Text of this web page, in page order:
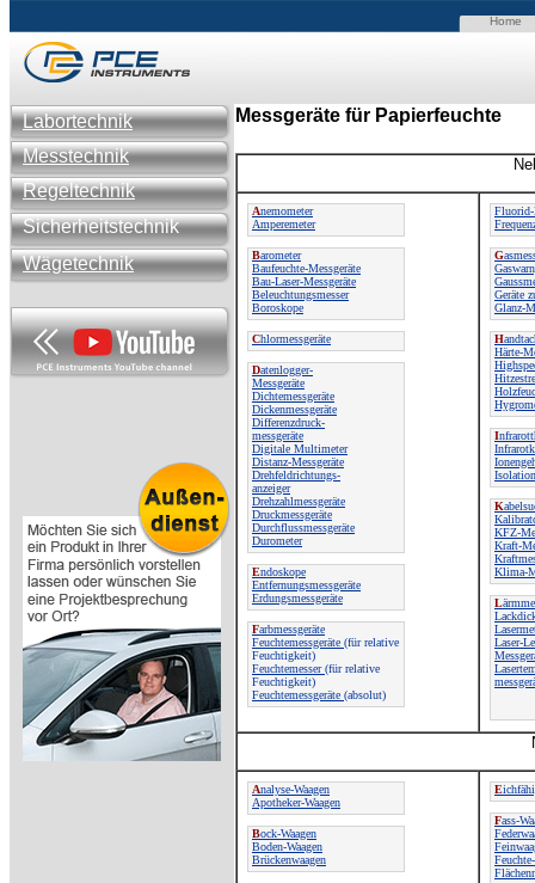
Home
Labortechnik
Messtechnik
Regeltechnik
Sicherheitstechnik
Wägetechnik
Messgeräte für Papierfeuchte
Anemometer
Amperemeter
Barometer
Baufeuchte-Messgeräte
Bau-Laser-Messgeräte
Beleuchtungsmesser
Boroskope
Chlormessgeräte
Datenlogger-
Messgeräte
Dichtemessgeräte
Dickenmessgeräte
Differenzdruck-
messgeräte
Digitale Multimeter
Distanz-Messgeräte
Drehfeldrichtungs-
anzeiger
Drehzahlmessgeräte
Druckmessgeräte
Durchflussmessgeräte
Durometer
Endoskope
Entfernungsmessgeräte
Erdungsmessgeräte
Farbmessgeräte
Feuchtemessgeräte (für relative
Feuchtigkeit)
Feuchtemesser(für relative
Feuchtigkeit)
Feuchtemessgeräte (absolut)
Fluorid-
G
Geräte
Glanz-
H
Härte-
I
K
KFZ-
Kraft-
Klima-
L
Laser-
Analyse-Waagen
Apotheker-Waagen
Bock-Waagen
Boden-Waagen
Brückenwaagen
E
Fass-